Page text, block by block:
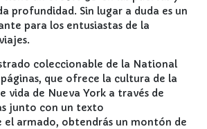
profundidad. Sin lugar a duda es un
para los entusiastas de la
coleccionable de la National
páginas, que ofrece la cultura de la
vida de Nueva York a través de
junto con un texto
el armado, obtendrás un montón de